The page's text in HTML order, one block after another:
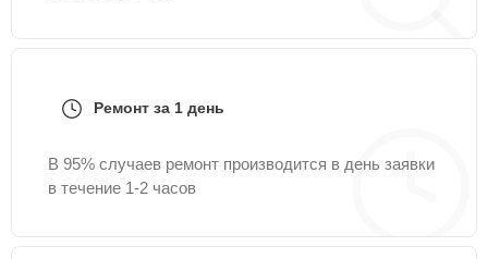
Ремонт за 1 день
В 95% случаев ремонт производится в день заявки
в течение 1-2 часов